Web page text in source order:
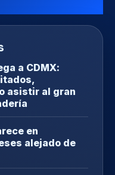
a CDMX:
asistir al gran
en
alejado de